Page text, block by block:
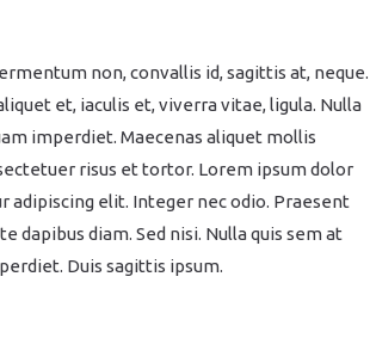
non, convallis id, sagittis at, neque.
et, iaculis et, viverra vitae, ligula. Nulla
imperdiet. Maecenas aliquet mollis
risus et tortor. Lorem ipsum dolor
adipiscing elit. Integer nec odio. Praesent
dapibus diam. Sed nisi. Nulla quis sem at
Duis sagittis ipsum.